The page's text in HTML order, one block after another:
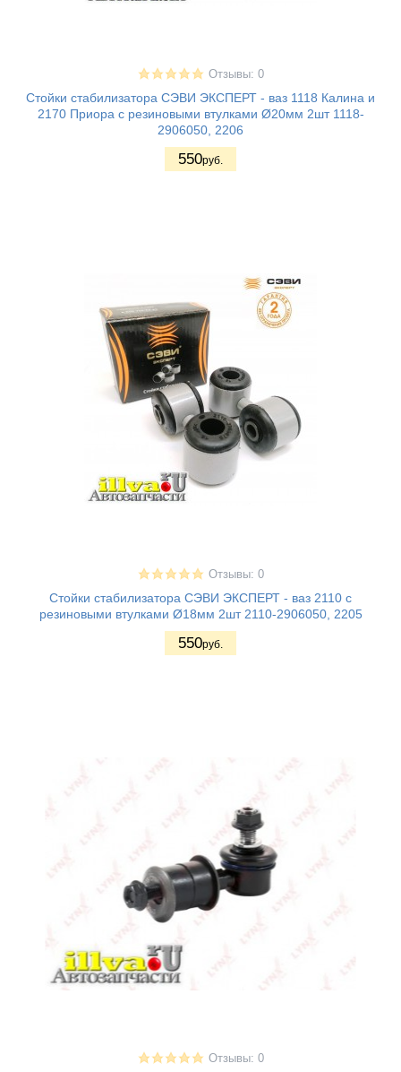
Отзывы: 0
Стойки стабилизатора СЭВИ ЭКСПЕРТ - ваз 1118 Калина и
2170 Приора с резиновыми втулками Ø20мм 2шт 1118-
2906050, 2206
550руб.
Отзывы: 0
Стойки стабилизатора СЭВИ ЭКСПЕРТ - ваз 2110 с
резиновыми втулками Ø18мм 2шт 2110-2906050, 2205
550руб.
Отзывы: 0